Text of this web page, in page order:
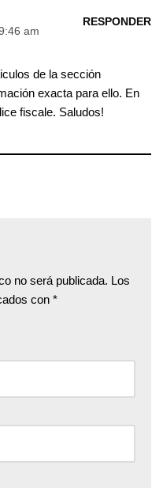
am
RESPONDER
de la sección
exacta para ello. En
fiscale. Saludos!
no será publicada. Los
con *